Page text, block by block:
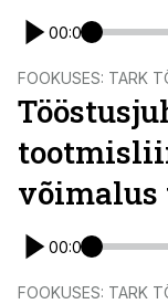
00:00
FOOKUSES: TARK
võimalus
00:00
FOOKUSES: TARK